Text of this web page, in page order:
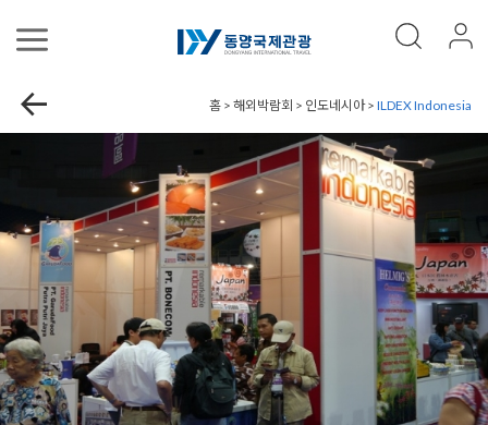
홈 > 해외박람회 > 인도네시아 > ILDEX Indonesia